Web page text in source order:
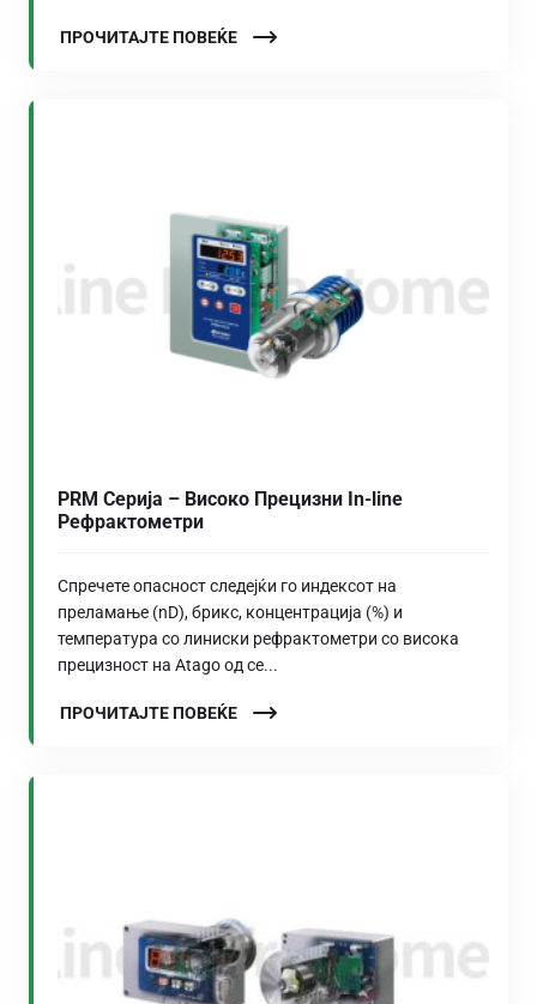
ПРОЧИТАЈТЕ ПОВЕЌЕ
PRM Серија – Високо Прецизни In-line
Рефрактометри
Спречете опасност следејќи го индексот на
преламање (nD), брикс, концентрација (%) и
температура со линиски рефрактометри со висока
прецизност на Atago од се...
ПРОЧИТАЈТЕ ПОВЕЌЕ